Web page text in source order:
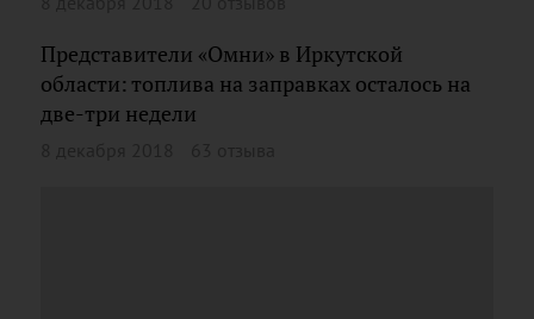
Представители «Омни» в Иркутской
области: топлива на заправках осталось на
две-три недели